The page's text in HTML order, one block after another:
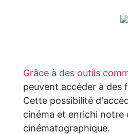
Grâce à des outils
peuvent accéder à des
Cette possibilité
cinéma et enrichi notre
cinématographique.